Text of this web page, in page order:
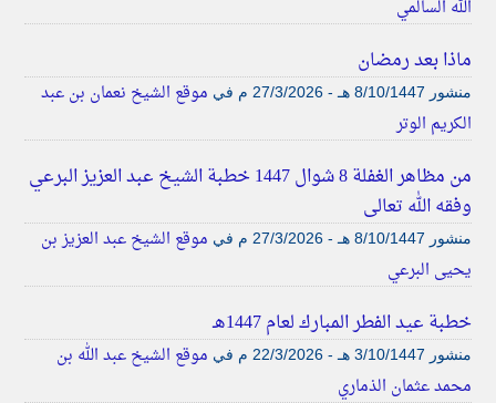
الله السالمي
ماذا بعد رمضان
منشور في موقع الشيخ نعمان بن عبد
الكريم الوتر
من مظاهر الغفلة 8 شوال 1447 خطبة الشيخ عبد العزيز البرعي
وفقه الله تعالى
منشور في موقع الشيخ عبد العزيز بن
يحيى البرعي
خطبة عيد الفطر المبارك لعام 1447هـ
منشور في موقع الشيخ عبد الله بن
محمد عثمان الذماري